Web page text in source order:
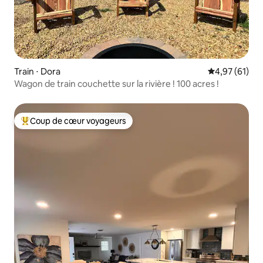
Train ⋅ Dora Évaluation
4,97 (61)
Wagon de train couchette sur la rivière ! 100 acres !
Coups de cœur voyageurs les plus appréciés
Coup de cœur voyageurs